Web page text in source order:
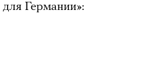
Германии»: